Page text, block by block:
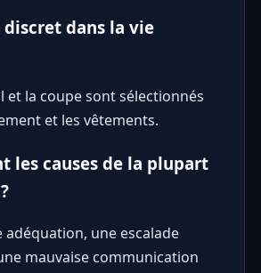
dans la vie
et la coupe sont sélectionnés
et les vêtements.
les causes de la plupart
adéquation, une escalade
mauvaise communication